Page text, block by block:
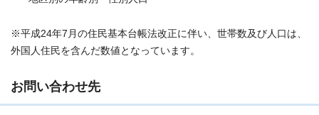
※平成24年7月の住民基本台帳法改正に伴い、世帯数及び人口は、
外国人住民を含んだ数値となっています。
お問い合わせ先